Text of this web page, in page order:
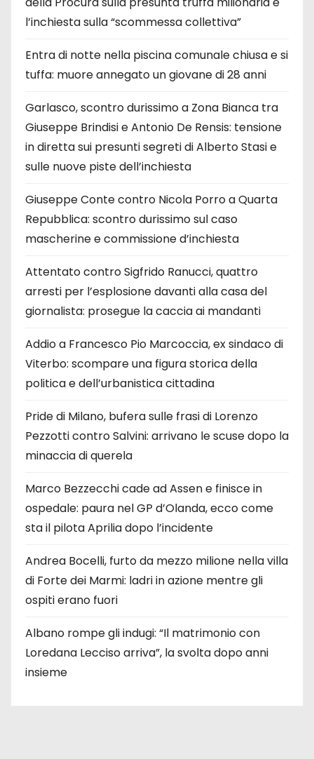
l’inchiesta sulla “scommessa collettiva”
Entra di notte nella piscina comunale chiusa e si
tuffa: muore annegato un giovane di 28 anni
Garlasco, scontro durissimo a Zona Bianca tra
Giuseppe Brindisi e Antonio De Rensis: tensione
in diretta sui presunti segreti di Alberto Stasi e
sulle nuove piste dell’inchiesta
Giuseppe Conte contro Nicola Porro a Quarta
Repubblica: scontro durissimo sul caso
mascherine e commissione d’inchiesta
Attentato contro Sigfrido Ranucci, quattro
arresti per l’esplosione davanti alla casa del
giornalista: prosegue la caccia ai mandanti
Addio a Francesco Pio Marcoccia, ex sindaco di
Viterbo: scompare una figura storica della
politica e dell’urbanistica cittadina
Pride di Milano, bufera sulle frasi di Lorenzo
Pezzotti contro Salvini: arrivano le scuse dopo la
minaccia di querela
Marco Bezzecchi cade ad Assen e finisce in
ospedale: paura nel GP d’Olanda, ecco come
sta il pilota Aprilia dopo l’incidente
Andrea Bocelli, furto da mezzo milione nella villa
di Forte dei Marmi: ladri in azione mentre gli
ospiti erano fuori
Albano rompe gli indugi: “Il matrimonio con
Loredana Lecciso arriva”, la svolta dopo anni
insieme